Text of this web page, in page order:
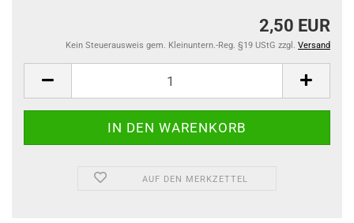
2,50 EUR
Kein Steuerausweis gem. Kleinuntern.-Reg. §19 UStG zzgl. Versand
AUF DEN MERKZETTEL